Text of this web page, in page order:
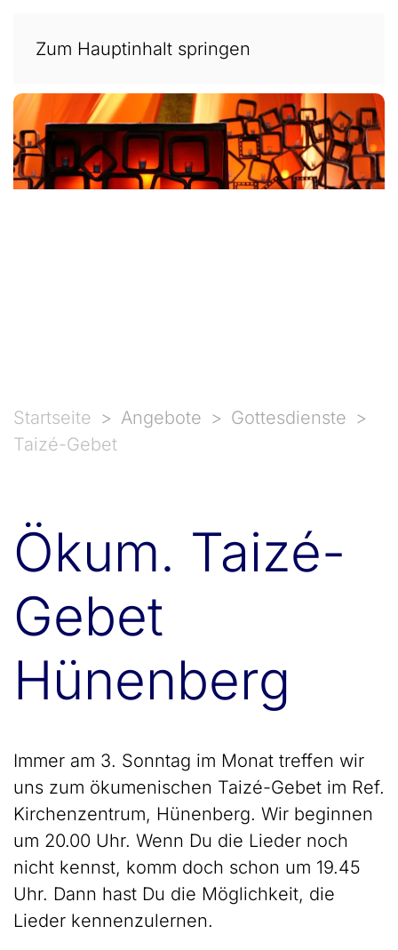
Zum Hauptinhalt springen
Startseite Angebote
Gottesdienste
Taizé-Gebet
Ökum. Taizé-
Gebet
Hünenberg
Immer am 3. Sonntag im Monat treffen wir
uns zum ökumenischen Taizé-Gebet im Ref.
Kirchenzentrum, Hünenberg. Wir beginnen
um 20.00 Uhr. Wenn Du die Lieder noch
nicht kennst, komm doch schon um 19.45
Uhr. Dann hast Du die Möglichkeit, die
Lieder kennenzulernen.